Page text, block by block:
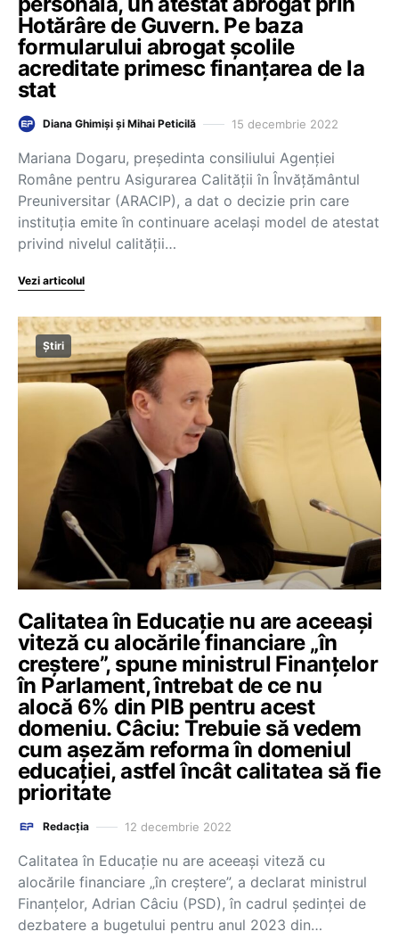
Hotărâre de Guvern. Pe baza
formularului abrogat școlile
acreditate primesc finanțarea de la
stat
Diana Ghimiși și Mihai Peticilă 15 decembrie 2022
Mariana Dogaru, președinta consiliului Agenției
Române pentru Asigurarea Calității în Învățământul
Preuniversitar (ARACIP), a dat o decizie prin care
instituția emite în continuare același model de atestat
privind nivelul calității…
Vezi articolul
Știri
Calitatea în Educație nu are aceeași
viteză cu alocările financiare „în
creștere”, spune ministrul Finanțelor
în Parlament, întrebat de ce nu
alocă 6% din PIB pentru acest
domeniu. Câciu: Trebuie să vedem
cum așezăm reforma în domeniul
educației, astfel încât calitatea să fie
prioritate
Redacția 12 decembrie 2022
Calitatea în Educație nu are aceeași viteză cu
alocările financiare „în creștere”, a declarat ministrul
Finanțelor, Adrian Câciu (PSD), în cadrul ședinței de
dezbatere a bugetului pentru anul 2023 din…